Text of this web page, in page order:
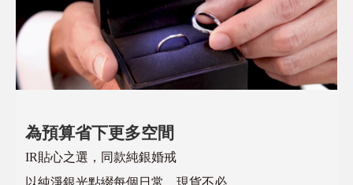
為預算省下更多空間
IR貼心之選，同款純銀婚戒